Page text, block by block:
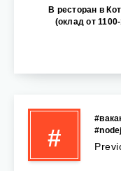
В ресторан в
(оклад от
#